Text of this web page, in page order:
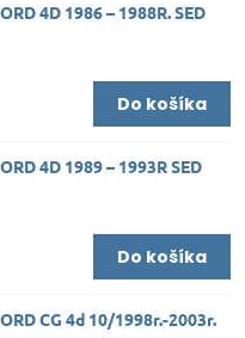
4D 1986 – 1988R. SED
Do košíka
4D 1989 – 1993R SED
Do košíka
CG 4d 10/1998r.-2003r.